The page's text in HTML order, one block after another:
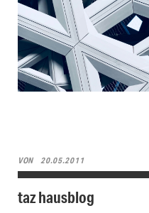
VON 20.05.2011
taz hausblog